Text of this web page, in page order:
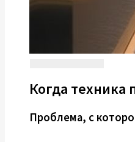
Когда техника
Проблема, с